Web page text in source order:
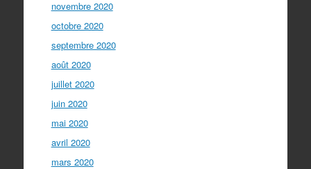
novembre 2020
octobre 2020
septembre 2020
août 2020
juillet 2020
juin 2020
mai 2020
avril 2020
mars 2020